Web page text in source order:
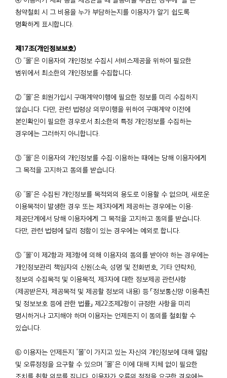
청약철회 시 그 비용을 누가 부담하는지를 이용자가 알기 쉽도록
명확하게 표시합니다.
제17조(개인정보보호)
① “몰”은 이용자의 개인정보 수집시 서비스제공을 위하여 필요한
범위에서 최소한의 개인정보를 수집합니다.
② “몰”은 회원가입시 구매계약이행에 필요한 정보를 미리 수집하지
않습니다. 다만, 관련 법령상 의무이행을 위하여 구매계약 이전에
본인확인이 필요한 경우로서 최소한의 특정 개인정보를 수집하는
경우에는 그러하지 아니합니다.
③ “몰”은 이용자의 개인정보를 수집·이용하는 때에는 당해 이용자에게
그 목적을 고지하고 동의를 받습니다.
④ “몰”은 수집된 개인정보를 목적외의 용도로 이용할 수 없으며, 새로운
이용목적이 발생한 경우 또는 제3자에게 제공하는 경우에는 이용·
제공단계에서 당해 이용자에게 그 목적을 고지하고 동의를 받습니다.
다만, 관련 법령에 달리 정함이 있는 경우에는 예외로 합니다.
⑤ “몰”이 제2항과 제3항에 의해 이용자의 동의를 받아야 하는 경우에는
개인정보관리 책임자의 신원(소속, 성명 및 전화번호, 기타 연락처),
정보의 수집목적 및 이용목적, 제3자에 대한 정보제공 관련사항
(제공받은자, 제공목적 및 제공할 정보의 내용) 등 「정보통신망 이용촉진
및 정보보호 등에 관한 법률」 제22조제2항이 규정한 사항을 미리
명시하거나 고지해야 하며 이용자는 언제든지 이 동의를 철회할 수
있습니다.
⑥ 이용자는 언제든지 “몰”이 가지고 있는 자신의 개인정보에 대해 열람
및 오류정정을 요구할 수 있으며 “몰”은 이에 대해 지체 없이 필요한
조치를 취할 의무를 집니다. 이용자가 오류의 정정을 요구한 경우에는